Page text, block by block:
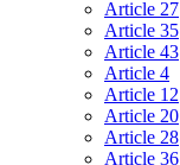
Article 27
Article 35
Article 43
Article 4
Article 12
Article 20
Article 28
Article 36